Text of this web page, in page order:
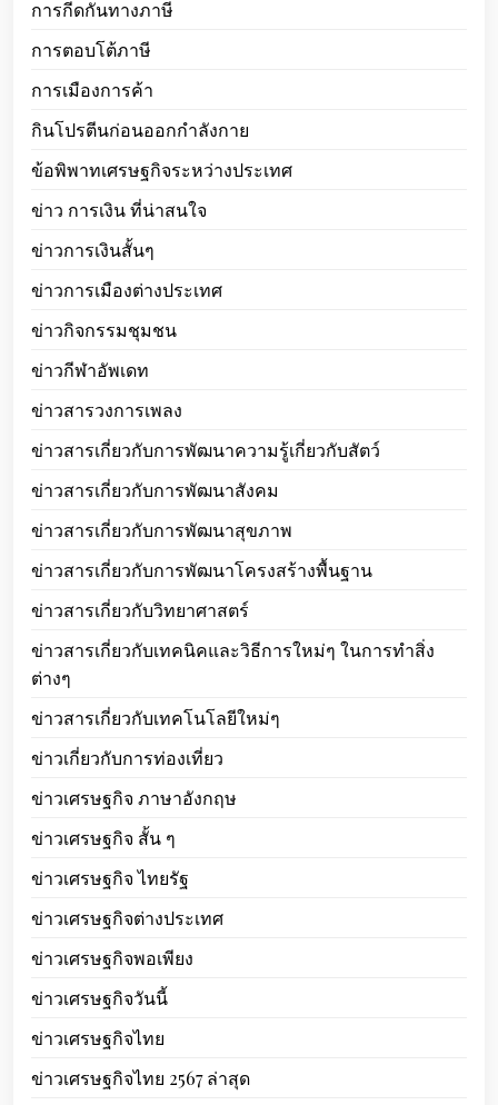
การกีดกันทางภาษี
การตอบโต้ภาษี
การเมืองการค้า
กินโปรตีนก่อนออกกำลังกาย
ข้อพิพาทเศรษฐกิจระหว่างประเทศ
ข่าว การเงิน ที่น่าสนใจ
ข่าวการเงินสั้นๆ
ข่าวการเมืองต่างประเทศ
ข่าวกิจกรรมชุมชน
ข่าวกีฬาอัพเดท
ข่าวสารวงการเพลง
ข่าวสารเกี่ยวกับการพัฒนาความรู้เกี่ยวกับสัตว์
ข่าวสารเกี่ยวกับการพัฒนาสังคม
ข่าวสารเกี่ยวกับการพัฒนาสุขภาพ
ข่าวสารเกี่ยวกับการพัฒนาโครงสร้างพื้นฐาน
ข่าวสารเกี่ยวกับวิทยาศาสตร์
ข่าวสารเกี่ยวกับเทคนิคและวิธีการใหม่ๆ ในการทำสิ่ง
ต่างๆ
ข่าวสารเกี่ยวกับเทคโนโลยีใหม่ๆ
ข่าวเกี่ยวกับการท่องเที่ยว
ข่าวเศรษฐกิจ ภาษาอังกฤษ
ข่าวเศรษฐกิจ สั้น ๆ
ข่าวเศรษฐกิจ ไทยรัฐ
ข่าวเศรษฐกิจต่างประเทศ
ข่าวเศรษฐกิจพอเพียง
ข่าวเศรษฐกิจวันนี้
ข่าวเศรษฐกิจไทย
ข่าวเศรษฐกิจไทย 2567 ล่าสุด